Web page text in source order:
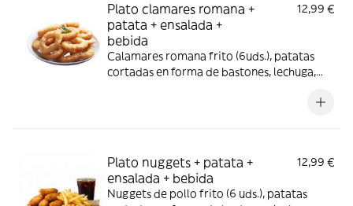
Plato clamares romana +
patata + ensalada +
bebida
12,99 €
Calamares romana frito (6uds.), patatas
cortadas en forma de bastones, lechuga,
maíz, esencia de oliva verde y bebida (330
Plato nuggets + patata +
ensalada + bebida
12,99 €
Nuggets de pollo frito (6 uds.), patatas